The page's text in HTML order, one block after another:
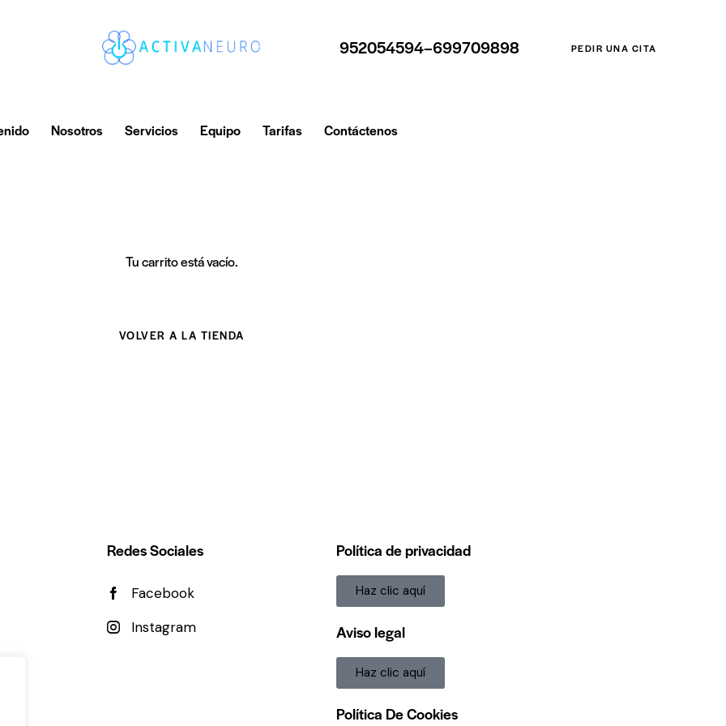
952054594–699709898 PEDIR UNA CITA
Nosotros Servicios Equipo Tarifas Contáctenos
Tu carrito está vacío.
VOLVER A LA TIENDA
Redes Sociales
Facebook
Instagram
Política de privacidad
Haz clic aquí
Aviso legal
Haz clic aquí
Política De Cookies